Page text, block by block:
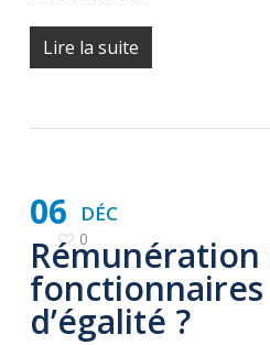
Lire la suite
DÉC
06
0
Rémunération
d’égalité ?